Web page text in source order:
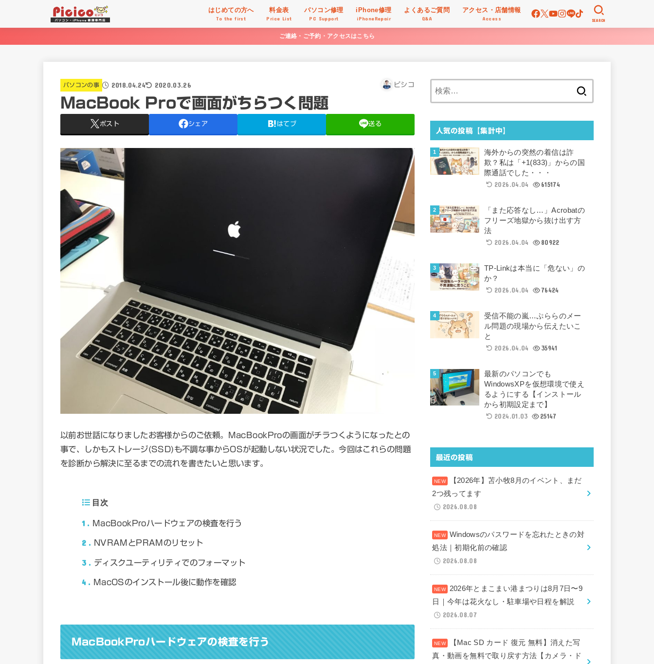
はじめての方へ
To the first
料金表
Price List
パソコン修理
PC Support
iPhone修理
iPhoneRepair
よくあるご質問
Q&A
アクセス・店舗情報
Access SEARCH
ご連絡・ご予約・アクセスはこちら
パソコンの事 2018.04.24 2020.03.26 ピシコ
MacBook Proで画面がちらつく問題
ポスト シェア はてブ 送る
以前お世話になりましたお客様からのご依頼。MacBookProの画面がチラつくようになったとの
事で、しかもストレージ(SSD)も不調な事からOSが起動しない状況でした。今回はこれらの問題
を診断から解決に至るまでの流れを書きたいと思います。
目次
1 MacBookProハードウェアの検査を行う
2 NVRAMとPRAMのリセット
3 ディスクユーティリティでのフォーマット
4 MacOSのインストール後に動作を確認
MacBookProハードウェアの検査を行う
人気の投稿【集計中】
海外からの突然の着信は詐
欺？私は「+1(833)」からの国
際通話でした・・・
2026.04.04
615174
「また応答なし…」Acrobatの
フリーズ地獄から抜け出す方
法
2026.04.04
80922
TP-Linkは本当に「危ない」の
か？
2026.04.04
76424
受信不能の嵐…ぷららのメー
ル問題の現場から伝えたいこ
と
2026.04.04
35941
最新のパソコンでも
WindowsXPを仮想環境で使え
るようにする【インストール
から初期設定まで】
2024.01.03
25147
最近の投稿
【2026年】苫小牧8月のイベント、まだ
2つ残ってます
2026.08.08
Windowsのパスワードを忘れたときの対
処法｜初期化前の確認
2026.08.08
2026年とまこまい港まつりは8月7日〜9
日｜今年は花火なし・駐車場や日程を解説
2026.08.07
【Mac SD カード 復元 無料】消えた写
真・動画を無料で取り戻す方法【カメラ・ド